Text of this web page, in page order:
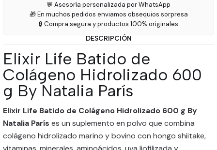
💬 Asesoría personalizada por WhatsApp
🎁 En muchos pedidos enviamos obsequios sorpresa
🔒 Compra segura y productos 100% originales
DESCRIPCIÓN
Elixir Life Batido de
Colágeno Hidrolizado 600
g By Natalia París
Elixir Life Batido de Colágeno Hidrolizado 600 g By
Natalia París es un suplemento en polvo que combina
colágeno hidrolizado marino y bovino con hongo shiitake,